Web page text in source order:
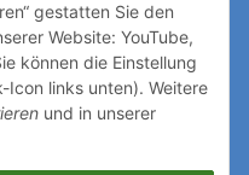
gestatten Sie den
Website: YouTube,
können die Einstellung
links unten). Weitere
und in unserer